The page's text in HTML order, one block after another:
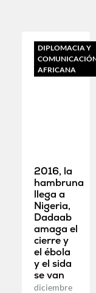
DIPLOMACIA Y
AFRICANA
2016, la
hambruna
llega a
Nigeria,
Dadaab
amaga el
cierre y
el ébola
y el sida
se van
diciembre